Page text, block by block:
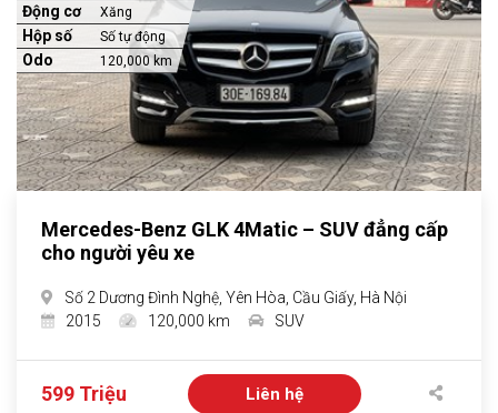
Động cơ Xăng
Hộp số Số tự động
Odo 120,000 km
Mercedes-Benz GLK 4Matic – SUV đẳng cấp
cho người yêu xe
Số 2 Dương Đình Nghệ, Yên Hòa, Cầu Giấy, Hà Nội
2015
120,000 km SUV
599 Triệu Liên hệ